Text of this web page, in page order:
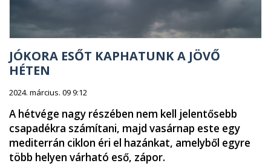
JÓKORA ESŐT KAPHATUNK A JÖVŐ
HÉTEN
2024. március. 09 9:12
A hétvége nagy részében nem kell jelentősebb
csapadékra számítani, majd vasárnap este egy
mediterrán ciklon éri el hazánkat, amelyből egyre
több helyen várható eső, zápor.